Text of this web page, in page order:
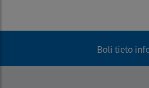
Boli tieto